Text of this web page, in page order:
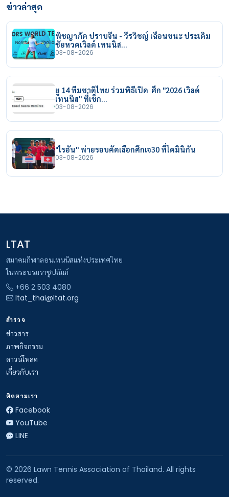
ข่าวล่าสุด
พิชญาภัค ปราบจีน - วีรวิชญ์ เฉือนชนะ ประเดิม
ชัยหวดเวิลด์ เทนนิส…
03-08-2026
ยู 14 ทีมชาติไทย ร่วมพิธีเปิด ศึก "2026 เวิลด์
เทนนิส" ที่เช็ก…
03-08-2026
"ไรอัน" พ่ายรอบคัดเลือกศึกเจ30 ที่โดมินิกัน
03-08-2026
LTAT
สมาคมกีฬาลอนเทนนิสแห่งประเทศไทย
ในพระบรมราชูปถัมภ์
+66 2 503 4080
ltat_thai@ltat.org
สำรวจ
ข่าวสาร
ภาพกิจกรรม
ดาวน์โหลด
เกี่ยวกับเรา
ติดตามเรา
Facebook
YouTube
LINE
© 2026 Lawn Tennis Association of Thailand. All rights
reserved.